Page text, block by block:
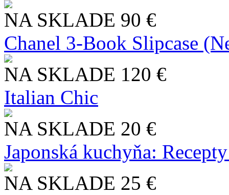
NA SKLADE 90 €
Chanel 3-Book Slipcase
NA SKLADE 120 €
Italian Chic
NA SKLADE 20 €
Japonská kuchyňa:
NA SKLADE 25 €